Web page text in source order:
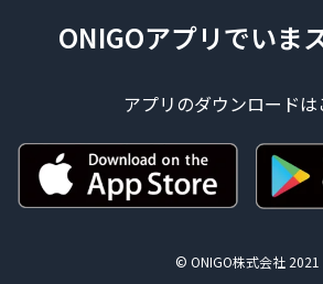
ONIGOアプリでいま
アプリのダウンロードは
© ONIGO株式会社 2021